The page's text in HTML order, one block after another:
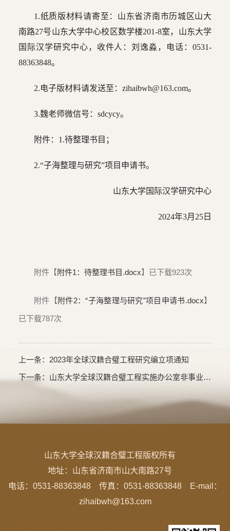
1.纸质版材料请寄至：山东省济南市历城区山大
南路27号山东大学中心校区数学楼201-8室，山东大学
国际汉学研究中心，收件人：刘逸淼，电话：0531-
88363848。
2.电子版材料请发送至：zihaibwh@163.com。
3.魏老师微信号：sdcycy。
附件：1.待整理书目；
2.“子海整理与研究”项目申请书。
山东大学国际汉学研究中心
2024年3月25日
附件【附件1：待整理书目.docx】已下载923次
附件【附件2：“子海整理与研究”项目申请书.docx】
已下载787次
上一条： 2023年全球汉籍合璧工程研究编立项通知
下一条： 山东大学全球汉籍合璧工程实施办公室非事业编制岗位拟聘用人选公示
山东大学全球汉籍合璧工程版权所有
地址： 山东省济南市山大南路27号
电话：0531-88363848 传真：0531-88363848 E-mail：
zihaibwh@163.com